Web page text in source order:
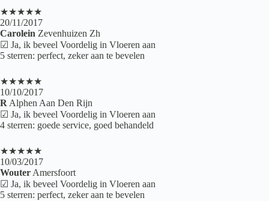
★★★★★
20/11/2017
Carolein Zevenhuizen Zh
☑ Ja, ik beveel Voordelig in Vloeren aan
5 sterren: perfect, zeker aan te bevelen
★★★★★
10/10/2017
R Alphen Aan Den Rijn
☑ Ja, ik beveel Voordelig in Vloeren aan
4 sterren: goede service, goed behandeld
★★★★★
10/03/2017
Wouter Amersfoort
☑ Ja, ik beveel Voordelig in Vloeren aan
5 sterren: perfect, zeker aan te bevelen